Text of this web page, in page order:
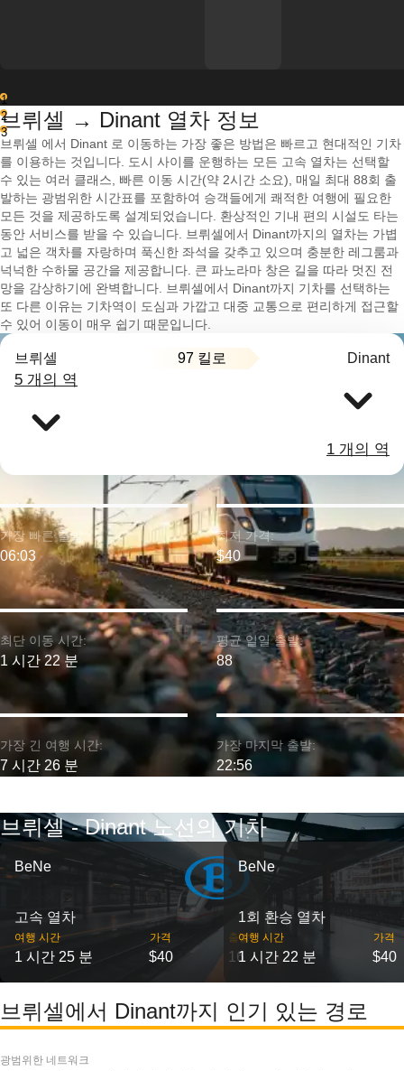
1
2
3
브뤼셀 → Dinant 열차 정보
브뤼셀 에서 Dinant 로 이동하는 가장 좋은 방법은 빠르고 현대적인 기차
를 이용하는 것입니다. 도시 사이를 운행하는 모든 고속 열차는 선택할
수 있는 여러 클래스, 빠른 이동 시간(약 2시간 소요), 매일 최대 88회 출
발하는 광범위한 시간표를 포함하여 승객들에게 쾌적한 여행에 필요한
모든 것을 제공하도록 설계되었습니다. 환상적인 기내 편의 시설도 타는
동안 서비스를 받을 수 있습니다. 브뤼셀에서 Dinant까지의 열차는 가볍
고 넓은 객차를 자랑하며 푹신한 좌석을 갖추고 있으며 충분한 레그룸과
넉넉한 수하물 공간을 제공합니다. 큰 파노라마 창은 길을 따라 멋진 전
망을 감상하기에 완벽합니다. 브뤼셀에서 Dinant까지 기차를 선택하는
또 다른 이유는 기차역이 도심과 가깝고 대중 교통으로 편리하게 접근할
수 있어 이동이 매우 쉽기 때문입니다.
브뤼셀 97 킬로 Dinant
5 개의 역
1 개의 역
최단 이동 시간:
1 시간 22 분
가장 빠른 출발:
06:03
가장 긴 여행 시간:
7 시간 26 분
최저 가격:
$40
평균 일일 출발:
88
가장 마지막 출발:
22:56
브뤼셀 - Dinant 노선의 기차
BeNe
고속 열차
여행 시간
1 시간 25 분
가격
$40
출발
16
BeNe
1회 환승 열차
여행 시간
1 시간 22 분
가격
$40
브뤼셀에서 Dinant까지 인기 있는 경로
광범위한 네트워크